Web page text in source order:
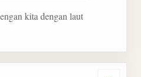
kita dengan laut